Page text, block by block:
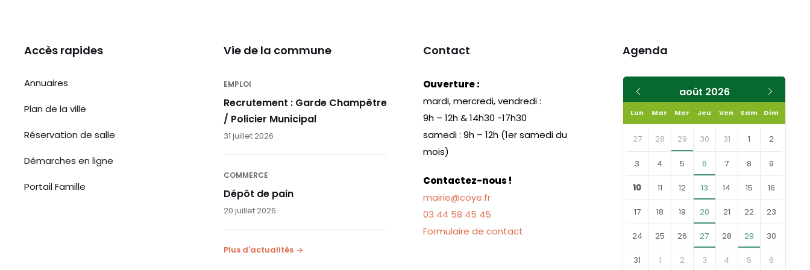
Accès rapides
Annuaires
Plan de la ville
Réservation de salle
Démarches en ligne
Portail Famille
Vie de la commune
EMPLOI
Recrutement : Garde Champêtre
/ Policier Municipal
31 juillet 2026
COMMERCE
Dépôt de pain
20 juillet 2026
Plus d'actualités
Contact
Ouverture :
mardi, mercredi, vendredi :
9h – 12h & 14h30 -17h30
samedi : 9h – 12h (1er samedi du
mois)
Contactez-nous !
mairie@coye.fr
03 44 58 45 45
Formulaire de contact
Agenda
août 2026
précédent
suivant
Lun Mar Mer Jeu Ven Sam Dim
Skip
calendar
27 28 29 30 31 1 2
3 4 5 6 7 8 9
10 11 12 13 14 15 16
17 18 19 20 21 22 23
24 25 26 27 28 29 30
31 1 2 3 4 5 6